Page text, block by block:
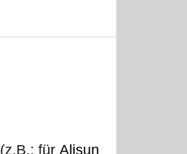
(z.B.: für Alisun